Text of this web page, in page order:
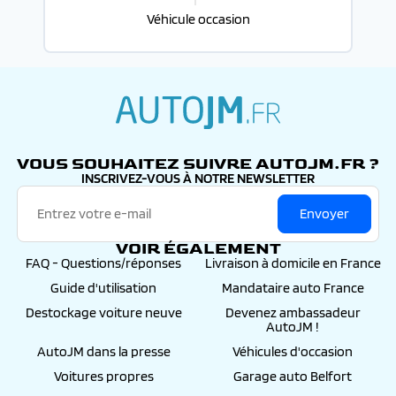
Surtapis avant/arrière noirs avec simple surpiqûre gris
Système d'infotainment et navigation peugeot connect
Toggle switches' chromés (touches 'piano' d'activation
Verrouillage à distance
Verrouillage automatique de tous les ouvrants en
Vitres latérales et lunette arrière surteintées
Volant cuir pleine fleur
Véhicule occasion
VOUS SOUHAITEZ SUIVRE AUTOJM.FR ?
INSCRIVEZ-VOUS À NOTRE NEWSLETTER
Envoyer
VOIR ÉGALEMENT
FAQ - Questions/réponses
Livraison à domicile en France
Guide d'utilisation
Mandataire auto France
Destockage voiture neuve
Devenez ambassadeur
AutoJM !
AutoJM dans la presse
Véhicules d'occasion
Voitures propres
Garage auto Belfort